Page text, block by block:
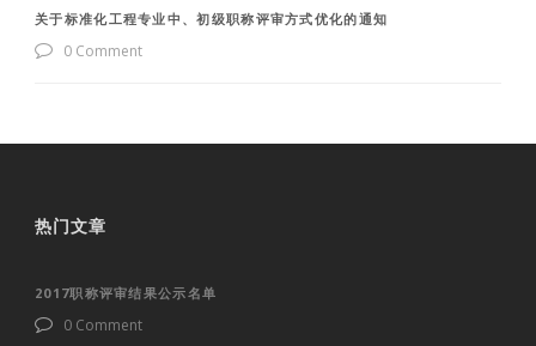
关于标准化工程专业中、初级职称评审方式优化的通知
0 Comment
热门文章
2017职称评审结果公示名单
0 Comment